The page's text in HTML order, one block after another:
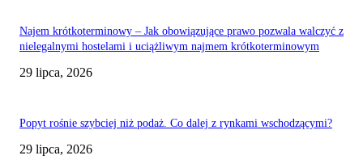
Najem krótkoterminowy – Jak obowiązujące prawo pozwala walczyć z
nielegalnymi hostelami i uciążliwym najmem krótkoterminowym
29 lipca, 2026
Popyt rośnie szybciej niż podaż. Co dalej z rynkami wschodzącymi?
29 lipca, 2026